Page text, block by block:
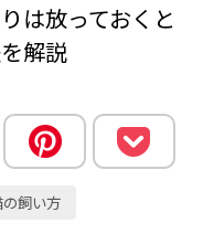
は放っておくと
解説
飼い方